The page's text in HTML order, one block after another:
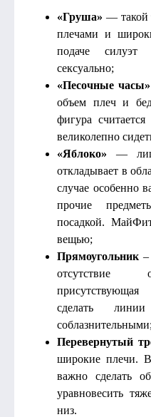
«Груша» — такой
плечами и
подаче силуэт
сексуально;
«Песочные часы»
объем плеч и
фигура
великолепно
«Яблоко» —
откладывает в
случае особенно
прочие
посадкой.
вещью;
Прямоугольник
отсутствие
сделать
соблазнительными;
Перевернутый
широкие плечи.
важно сделать
уравновесить
низ.